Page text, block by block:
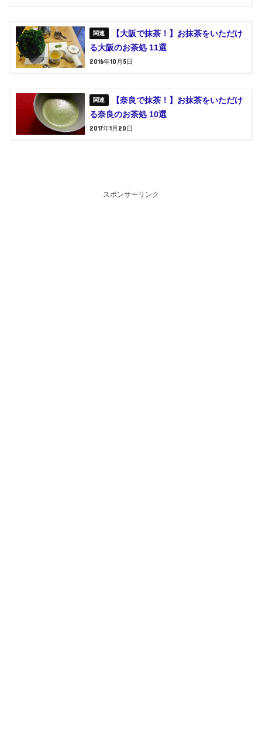
【大阪で抹茶！】お抹茶をいただけ
る大阪のお茶処 11選
2016年10月5日
【奈良で抹茶！】お抹茶をいただけ
る奈良のお茶処 10選
2017年1月20日
スポンサーリンク